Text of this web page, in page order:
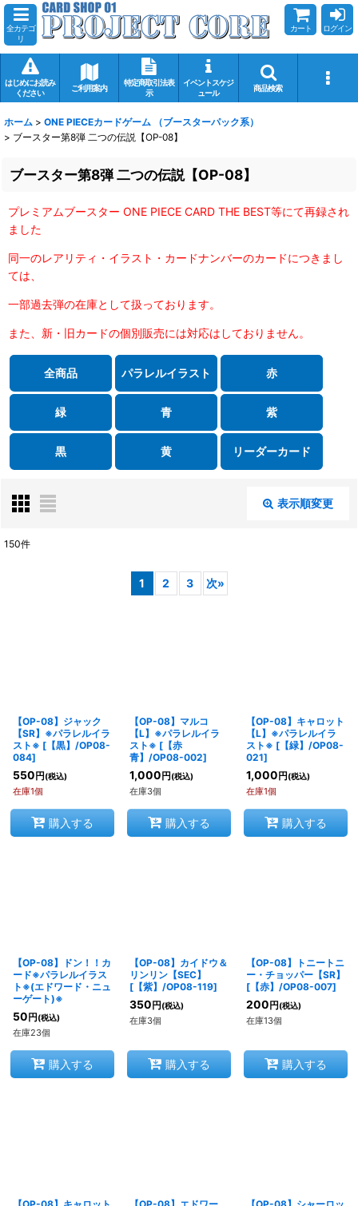
全カテゴ
リ
カート ログイン
はじめにお読み
ください
ご利用案内
特定商取引法表
示
イベントスケジ
ュール
商品検索
ホーム > ONE PIECEカードゲーム （ブースターパック系）
> ブースター第8弾 二つの伝説【OP-08】
ブースター第8弾 二つの伝説【OP-08】
プレミアムブースター ONE PIECE CARD THE BEST等にて再録され
ました
同一のレアリティ・イラスト・カードナンバーのカードにつきまし
ては、
一部過去弾の在庫として扱っております。
また、新・旧カードの個別販売には対応はしておりません。
全商品 パラレルイラスト 赤
緑 青 紫
黒 黄 リーダーカード
表示順変更
150件
1 2 3 次»
【OP-08】ジャック
【SR】※パラレルイラ
スト※ [ 【黒】/OP08-
084]
550 円 (税込)
在庫1個
購入する
【OP-08】マルコ
【L】※パラレルイラ
スト※ [【赤
青】/OP08-002]
1,000 円 (税込)
在庫3個
購入する
【OP-08】キャロット
【L】※パラレルイラ
スト※ [【緑】/OP08-
021]
1,000 円 (税込)
在庫1個
購入する
【OP-08】ドン！！カ
ード※パラレルイラス
ト※(エドワード・ニュ
ーゲート)※
50 円 (税込)
在庫23個
購入する
【OP-08】カイドウ＆
リンリン【SEC】
[【紫】/OP08-119]
350 円 (税込)
在庫3個
購入する
【OP-08】トニートニ
ー・チョッパー【SR】
[【赤】/OP08-007]
200 円 (税込)
在庫13個
購入する